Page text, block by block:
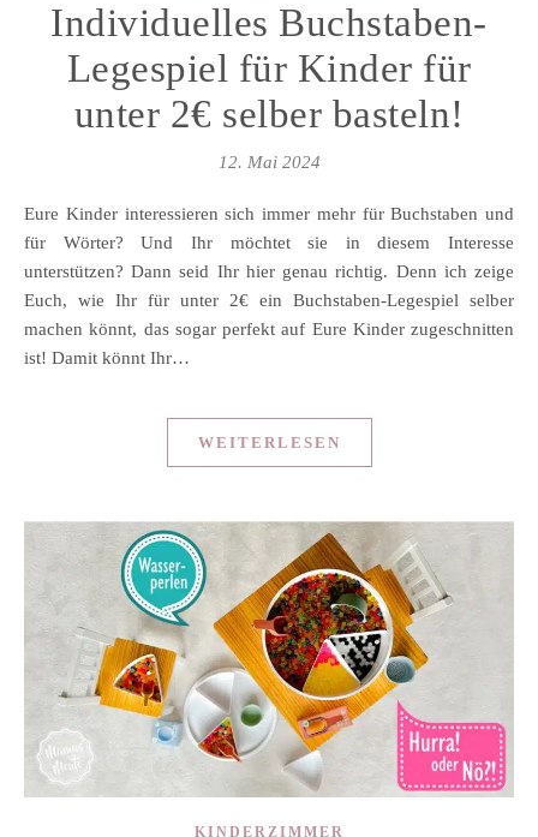
Individuelles Buchstaben-
Legespiel für Kinder für
unter 2€ selber basteln!
12. Mai 2024
Eure Kinder interessieren sich immer mehr für Buchstaben und
für Wörter? Und Ihr möchtet sie in diesem Interesse
unterstützen? Dann seid Ihr hier genau richtig. Denn ich zeige
Euch, wie Ihr für unter 2€ ein Buchstaben-Legespiel selber
machen könnt, das sogar perfekt auf Eure Kinder zugeschnitten
ist! Damit könnt Ihr…
WEITERLESEN
KINDERZIMMER